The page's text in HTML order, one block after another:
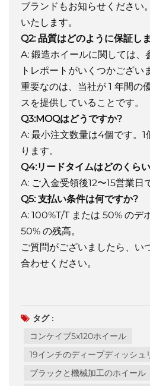
ブランドもお知らせください
いたします。
Q2: 品質はどのように保証し
A: 鍛造ホイールに関しては、
トレポートがいくつかござい
重要なのは、当社が 1 年間の
スを提供していることです。
Q3:MOQはどうですか?
A: 最小注文数量は4個です。
ります。
Q4:リードタイムはどのくら
A: ご入金受領後12〜15営業日
Q5: 支払い条件は何ですか?
A: 100%T/T または 50% のデ
50% の残高。
ご質問がございましたら、い
合わせください。
タグ :
コンケイブ5x120ホイール
19インチのディープディッシュ
ブラックと機械加工のホイール